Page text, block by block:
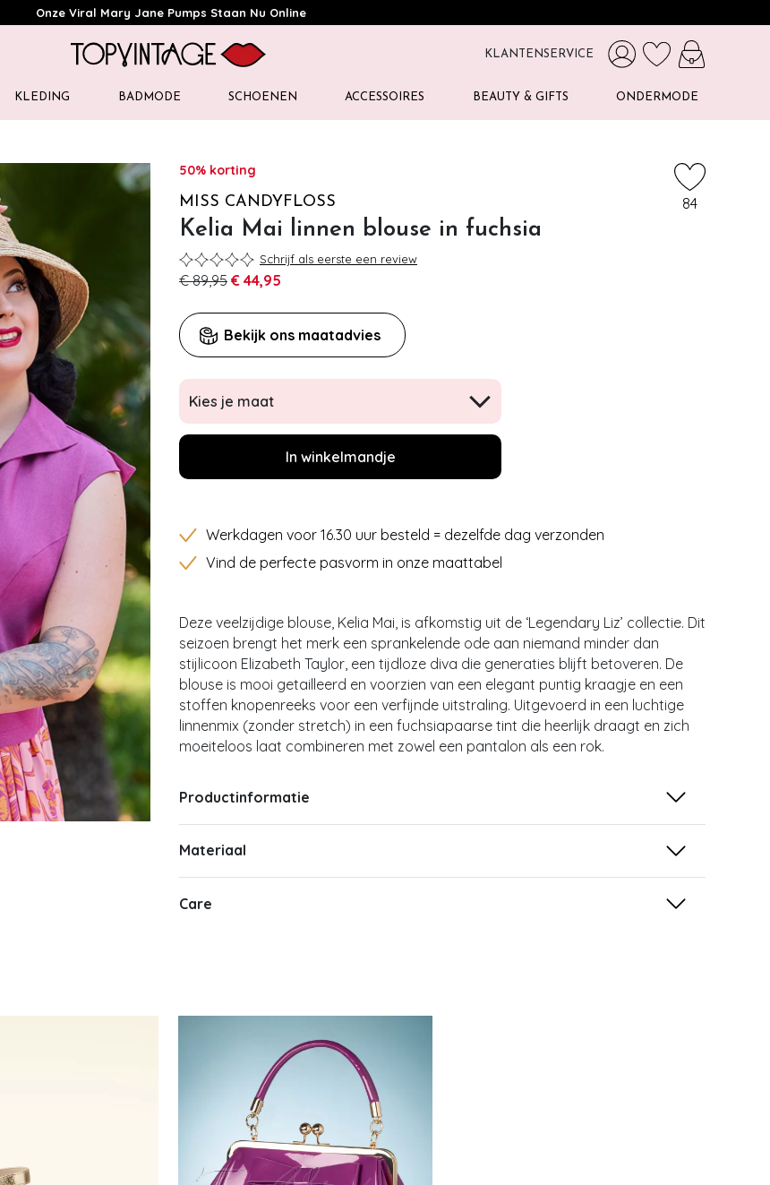
Onze Viral Mary Jane Pumps Staan Nu Online
KLANTENSERVICE
KLEDING BADMODE SCHOENEN ACCESSOIRES BEAUTY & GIFTS ONDERMODE
50% korting
MISS CANDYFLOSS
Kelia Mai linnen blouse in fuchsia
84
Schrijf als eerste een review
€ 89,95 € 44,95
Bekijk ons maatadvies
Kies je maat
In winkelmandje
Werkdagen voor 16.30 uur besteld = dezelfde dag verzonden
Vind de perfecte pasvorm in onze maattabel
Deze veelzijdige blouse, Kelia Mai, is afkomstig uit de ‘Legendary Liz’ collectie. Dit
seizoen brengt het merk een sprankelende ode aan niemand minder dan
stijlicoon Elizabeth Taylor, een tijdloze diva die generaties blijft betoveren. De
blouse is mooi getailleerd en voorzien van een elegant puntig kraagje en een
stoffen knopenreeks voor een verfijnde uitstraling. Uitgevoerd in een luchtige
linnenmix (zonder stretch) in een fuchsiapaarse tint die heerlijk draagt en zich
moeiteloos laat combineren met zowel een pantalon als een rok.
Productinformatie
Materiaal
Care